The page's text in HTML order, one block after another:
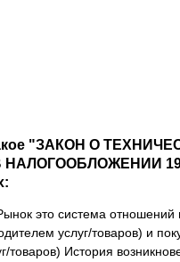
"ЗАКОН О
это система отношений
услуг/товаров) и
товаров) История